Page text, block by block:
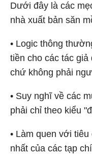
Dưới đây là các
nhà xuất bản săn
• Logic thông
tiền cho các tác
chứ không phải
• Suy nghĩ về các
phải chỉ theo kiểu
• Làm quen với
nhất của các tạp